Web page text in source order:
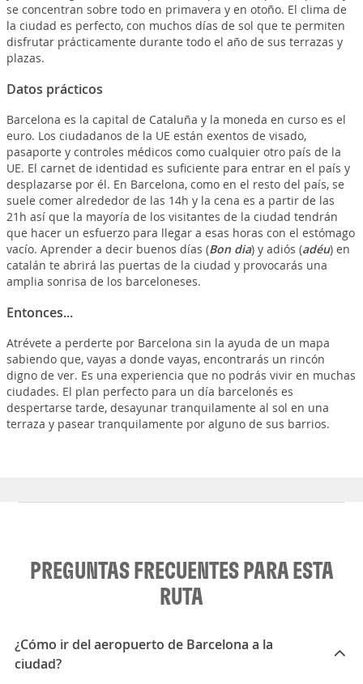
se concentran sobre todo en primavera y en otoño. El clima de
la ciudad es perfecto, con muchos días de sol que te permiten
disfrutar prácticamente durante todo el año de sus terrazas y
plazas.
Datos prácticos
Barcelona es la capital de Cataluña y la moneda en curso es el
euro. Los ciudadanos de la UE están exentos de visado,
pasaporte y controles médicos como cualquier otro país de la
UE. El carnet de identidad es suficiente para entrar en el país y
desplazarse por él. En Barcelona, como en el resto del país, se
suele comer alrededor de las 14h y la cena es a partir de las
21h así que la mayoría de los visitantes de la ciudad tendrán
que hacer un esfuerzo para llegar a esas horas con el estómago
vacío. Aprender a decir buenos días (Bon dia) y adiós (adéu) en
catalán te abrirá las puertas de la ciudad y provocarás una
amplia sonrisa de los barceloneses.
Entonces...
Atrévete a perderte por Barcelona sin la ayuda de un mapa
sabiendo que, vayas a donde vayas, encontrarás un rincón
digno de ver. Es una experiencia que no podrás vivir en muchas
ciudades. El plan perfecto para un día barcelonés es
despertarse tarde, desayunar tranquilamente al sol en una
terraza y pasear tranquilamente por alguno de sus barrios.
PREGUNTAS FRECUENTES PARA ESTA
RUTA
¿Cómo ir del aeropuerto de Barcelona a la
ciudad?